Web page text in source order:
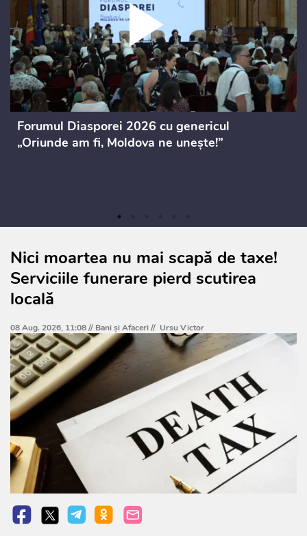
Forumul Diasporei 2026 cu genericul
„Oriunde am fi, Moldova ne unește!”
Nici moartea nu mai scapă de taxe!
Serviciile funerare pierd scutirea
locală
08 Aug. 2026, 11:08 // Bani și Afaceri// Ursu Victor